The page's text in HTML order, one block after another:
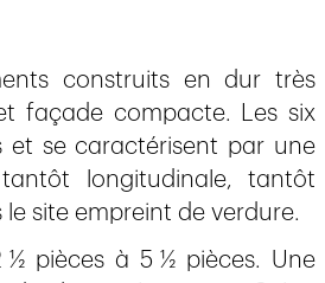
construits en dur très
façade compacte. Les six
et se caractérisent par une
longitudinale, tantôt
site empreint de verdure.
pièces à 5 ½ pièces. Une